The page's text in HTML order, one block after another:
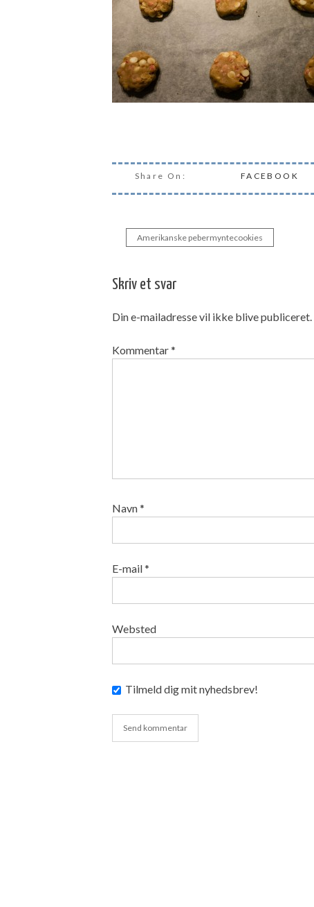
Share On: FACEBOOK
Indlægsnavigation
Amerikanske pebermyntecookies
Skriv et svar
Din e-mailadresse vil ikke blive publiceret.
Kommentar*
Navn*
E-mail*
Websted
Tilmeld dig mit nyhedsbrev!